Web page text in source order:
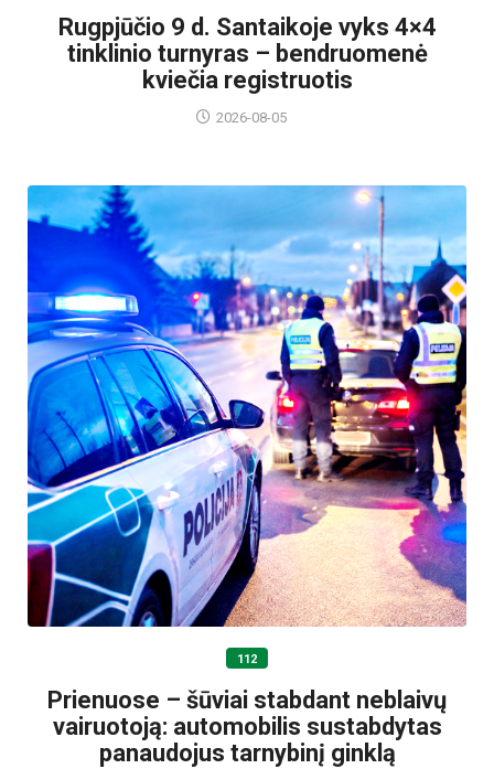
Rugpjūčio 9 d. Santaikoje vyks 4×4
tinklinio turnyras – bendruomenė
kviečia registruotis
2026-08-05
112
Prienuose – šūviai stabdant neblaivų
vairuotoją: automobilis sustabdytas
panaudojus tarnybinį ginklą